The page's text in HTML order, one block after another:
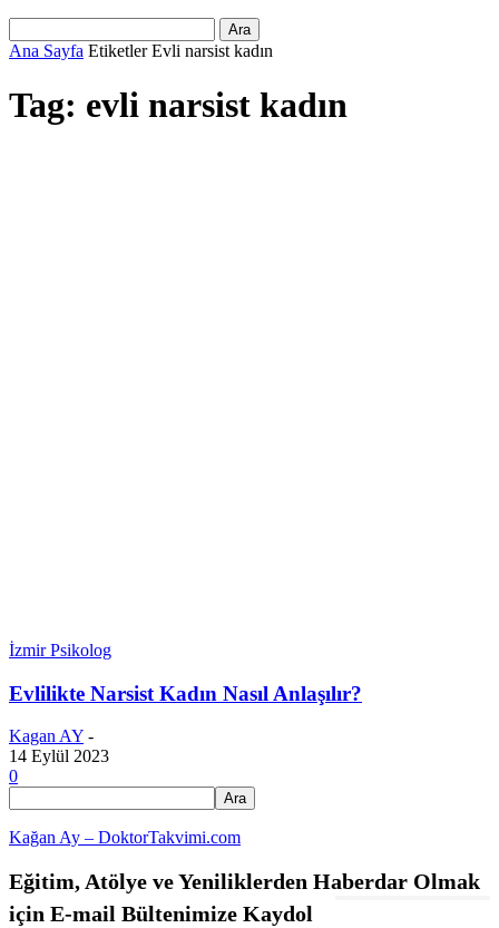
Ana Sayfa Etiketler Evli narsist kadın
Tag: evli narsist kadın
İzmir Psikolog
Evlilikte Narsist Kadın Nasıl Anlaşılır?
Kagan AY -
14 Eylül 2023
0
Kağan Ay – DoktorTakvimi.com
Eğitim, Atölye ve Yeniliklerden Haberdar Olmak
için E-mail Bültenimize Kaydol